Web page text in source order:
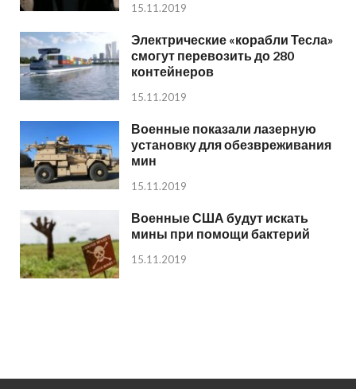
15.11.2019
Электрические «корабли Тесла»
смогут перевозить до 280
контейнеров
15.11.2019
Военные показали лазерную
установку для обезвреживания
мин
15.11.2019
Военные США будут искать
мины при помощи бактерий
15.11.2019